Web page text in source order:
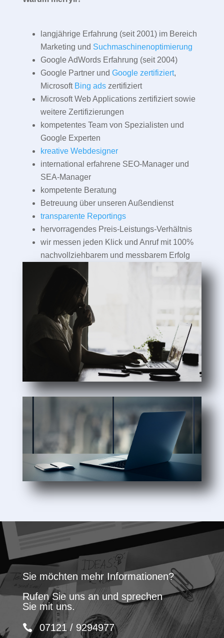
langjährige Erfahrung (seit 2001) im Bereich
Marketing und Suchmaschinenoptimierung
Google AdWords Erfahrung (seit 2004)
Google Partner und Google zertifiziert,
Microsoft Bing adszertifiziert
Microsoft Web Applications zertifiziert sowie
weitere Zertifizierungen
kompetentes Team von Spezialisten und
Google Experten
kreative Webdesigner
international erfahrene SEO-Manager und
SEA-Manager
kompetente Beratung
Betreuung über unseren Außendienst
transparente Reportings
hervorragendes Preis-Leistungs-Verhältnis
wir messen jeden Klick und Anruf mit 100%
nachvollziehbarem und messbarem Erfolg
Sie möchten mehr Informationen?
Rufen Sie uns an und sprechen
Sie mit uns.
07121 / 9294977